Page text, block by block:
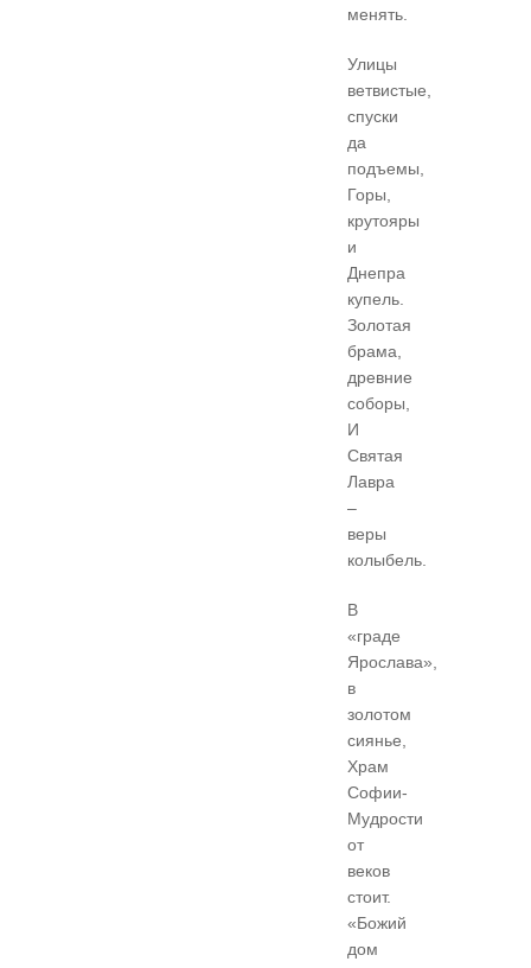
менять.
Улицы
ветвистые,
спуски
да
подъемы,
Горы,
крутояры
и
Днепра
купель.
Золотая
брама,
древние
соборы,
И
Святая
Лавра
–
веры
колыбель.
В
«граде
Ярослава»,
в
золотом
сиянье,
Храм
Софии-
Мудрости
от
веков
стоит.
«Божий
дом